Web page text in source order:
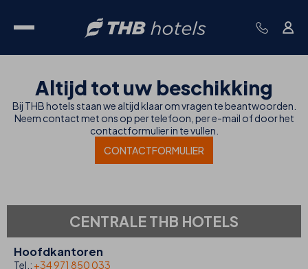
Altijd tot uw beschikking
Bij THB hotels staan we altijd klaar om vragen te beantwoorden.
Neem contact met ons op per telefoon, per e-mail of door het
contactformulier in te vullen.
CONTACTFORMULIER
CENTRALE THB HOTELS
Hoofdkantoren
Tel.: +34 971 850 033